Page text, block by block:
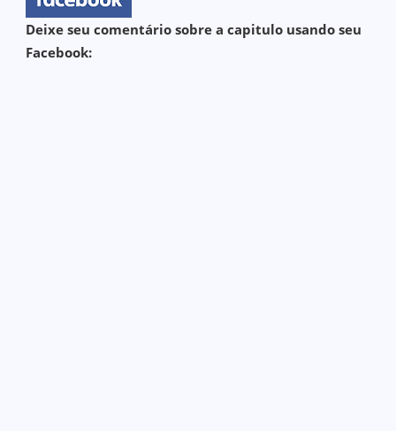
Deixe seu comentário sobre a capitulo usando seu
Facebook: